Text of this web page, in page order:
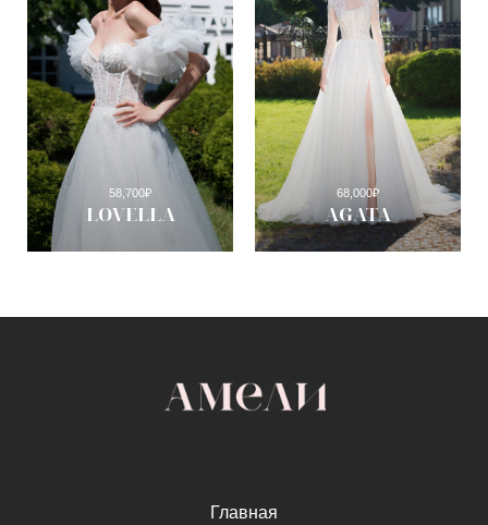
LOVELLA
58,700₽
AGATA
68,000₽
Главная